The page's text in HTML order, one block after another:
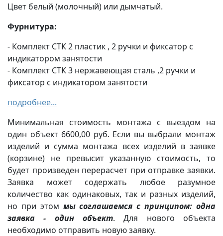
Цвет белый (молочный) или дымчатый.
Фурнитура:
- Комплект СТК 2 пластик , 2 ручки и фиксатор с
индикатором занятости
- Комплект СТК 3 нержавеющая сталь ,2 ручки и
фиксатор с индикатором занятости
подробнее...
Минимальная стоимость монтажа с выездом на
один объект 6600,00 руб. Если вы выбрали монтаж
изделий и сумма монтажа всех изделий в заявке
(корзине) не превысит указанную стоимость, то
будет произведен перерасчет при отправке заявки.
Заявка может содержать любое разумное
количество как одинаковых, так и разных изделий,
но при этом мы соглашаемся с принципом: одна
заявка - один объект. Для нового объекта
необходимо отправить новую заявку.